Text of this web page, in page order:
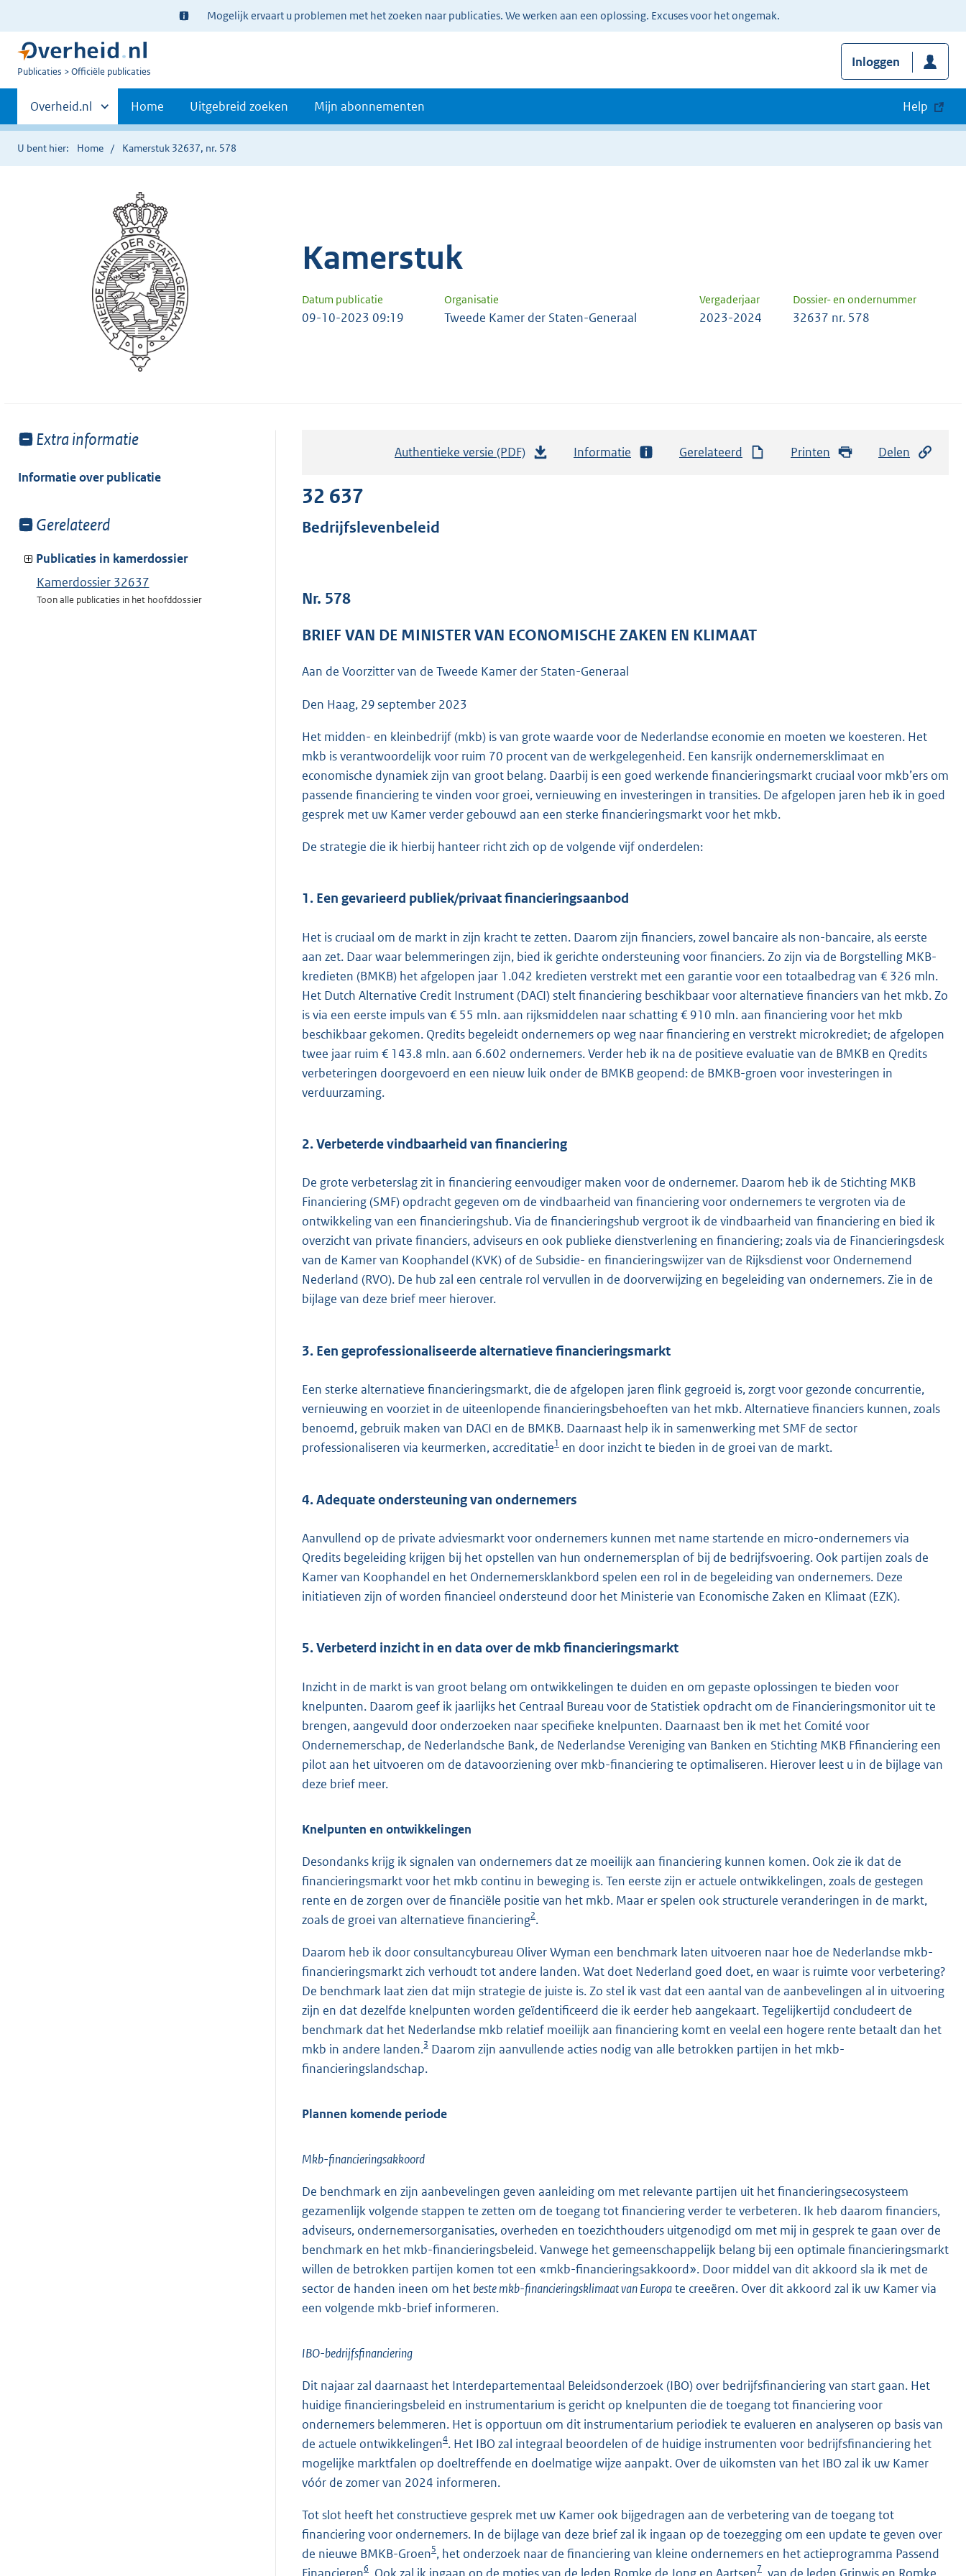
Ter
informatie:
Mogelijk ervaart u problemen met het zoeken naar publicaties. We werken aan een oplossing. Excuses voor het ongemak.
U
Publicaties Officiële publicaties
Inloggen
Primaire
navigatie
Andere
sites
binnen
Overheid.nl Home Uitgebreid zoeken Mijn abonnementen Help
U bent hier: Home Kamerstuk 32637, nr. 578
Kamerstuk
Datum publicatie Organisatie Vergaderjaar Dossier- en ondernummer
09-10-2023 09:19 Tweede Kamer der Staten-Generaal 2023-2024 32637 nr. 578
Toon
van:
Extra informatie
Informatie over publicatie
Toon
van:
Gerelateerd
Publicaties in kamerdossier
Kamerdossier 32637
Toon alle publicaties in het hoofddossier
Authentieke versie (PDF)
r
o
:
7
4
K
b
Informatie Gerelateerd Printen Delen
32 637
Bedrijfslevenbeleid
Nr. 578
BRIEF VAN DE MINISTER VAN ECONOMISCHE ZAKEN EN KLIMAAT
Aan de Voorzitter van de Tweede Kamer der Staten-Generaal
Den Haag, 29 september 2023
Het midden- en kleinbedrijf (mkb) is van grote waarde voor de Nederlandse economie en moeten we koesteren. Het
mkb is verantwoordelijk voor ruim 70 procent van de werkgelegenheid. Een kansrijk ondernemersklimaat en
economische dynamiek zijn van groot belang. Daarbij is een goed werkende financieringsmarkt cruciaal voor mkb’ers om
passende financiering te vinden voor groei, vernieuwing en investeringen in transities. De afgelopen jaren heb ik in goed
gesprek met uw Kamer verder gebouwd aan een sterke financieringsmarkt voor het mkb.
De strategie die ik hierbij hanteer richt zich op de volgende vijf onderdelen:
1. Een gevarieerd publiek/privaat financieringsaanbod
Het is cruciaal om de markt in zijn kracht te zetten. Daarom zijn financiers, zowel bancaire als non-bancaire, als eerste
aan zet. Daar waar belemmeringen zijn, bied ik gerichte ondersteuning voor financiers. Zo zijn via de Borgstelling MKB-
kredieten (BMKB) het afgelopen jaar 1.042 kredieten verstrekt met een garantie voor een totaalbedrag van € 326 mln.
Het Dutch Alternative Credit Instrument (DACI) stelt financiering beschikbaar voor alternatieve financiers van het mkb. Zo
is via een eerste impuls van € 55 mln. aan rijksmiddelen naar schatting € 910 mln. aan financiering voor het mkb
beschikbaar gekomen. Qredits begeleidt ondernemers op weg naar financiering en verstrekt microkrediet; de afgelopen
twee jaar ruim € 143.8 mln. aan 6.602 ondernemers. Verder heb ik na de positieve evaluatie van de BMKB en Qredits
verbeteringen doorgevoerd en een nieuw luik onder de BMKB geopend: de BMKB-groen voor investeringen in
verduurzaming.
2. Verbeterde vindbaarheid van financiering
De grote verbeterslag zit in financiering eenvoudiger maken voor de ondernemer. Daarom heb ik de Stichting MKB
Financiering (SMF) opdracht gegeven om de vindbaarheid van financiering voor ondernemers te vergroten via de
ontwikkeling van een financieringshub. Via de financieringshub vergroot ik de vindbaarheid van financiering en bied ik
overzicht van private financiers, adviseurs en ook publieke dienstverlening en financiering; zoals via de Financieringsdesk
van de Kamer van Koophandel (KVK) of de Subsidie- en financieringswijzer van de Rijksdienst voor Ondernemend
Nederland (RVO). De hub zal een centrale rol vervullen in de doorverwijzing en begeleiding van ondernemers. Zie in de
bijlage van deze brief meer hierover.
3. Een geprofessionaliseerde alternatieve financieringsmarkt
Een sterke alternatieve financieringsmarkt, die de afgelopen jaren flink gegroeid is, zorgt voor gezonde concurrentie,
vernieuwing en voorziet in de uiteenlopende financieringsbehoeften van het mkb. Alternatieve financiers kunnen, zoals
benoemd, gebruik maken van DACI en de BMKB. Daarnaast help ik in samenwerking met SMF de sector
professionaliseren via keurmerken, accreditatie1 en door inzicht te bieden in de groei van de markt.
4. Adequate ondersteuning van ondernemers
Aanvullend op de private adviesmarkt voor ondernemers kunnen met name startende en micro-ondernemers via
Qredits begeleiding krijgen bij het opstellen van hun ondernemersplan of bij de bedrijfsvoering. Ook partijen zoals de
Kamer van Koophandel en het Ondernemersklankbord spelen een rol in de begeleiding van ondernemers. Deze
initiatieven zijn of worden financieel ondersteund door het Ministerie van Economische Zaken en Klimaat (EZK).
5. Verbeterd inzicht in en data over de mkb financieringsmarkt
Inzicht in de markt is van groot belang om ontwikkelingen te duiden en om gepaste oplossingen te bieden voor
knelpunten. Daarom geef ik jaarlijks het Centraal Bureau voor de Statistiek opdracht om de Financieringsmonitor uit te
brengen, aangevuld door onderzoeken naar specifieke knelpunten. Daarnaast ben ik met het Comité voor
Ondernemerschap, de Nederlandsche Bank, de Nederlandse Vereniging van Banken en Stichting MKB Ffinanciering een
pilot aan het uitvoeren om de datavoorziening over mkb-financiering te optimaliseren. Hierover leest u in de bijlage van
deze brief meer.
Knelpunten en ontwikkelingen
Desondanks krijg ik signalen van ondernemers dat ze moeilijk aan financiering kunnen komen. Ook zie ik dat de
financieringsmarkt voor het mkb continu in beweging is. Ten eerste zijn er actuele ontwikkelingen, zoals de gestegen
rente en de zorgen over de financiële positie van het mkb. Maar er spelen ook structurele veranderingen in de markt,
zoals de groei van alternatieve financiering2.
Daarom heb ik door consultancybureau Oliver Wyman een benchmark laten uitvoeren naar hoe de Nederlandse mkb-
financieringsmarkt zich verhoudt tot andere landen. Wat doet Nederland goed doet, en waar is ruimte voor verbetering?
De benchmark laat zien dat mijn strategie de juiste is. Zo stel ik vast dat een aantal van de aanbevelingen al in uitvoering
zijn en dat dezelfde knelpunten worden geïdentificeerd die ik eerder heb aangekaart. Tegelijkertijd concludeert de
benchmark dat het Nederlandse mkb relatief moeilijk aan financiering komt en veelal een hogere rente betaalt dan het
mkb in andere landen.3 Daarom zijn aanvullende acties nodig van alle betrokken partijen in het mkb-
financieringslandschap.
Plannen komende periode
Mkb-financieringsakkoord
De benchmark en zijn aanbevelingen geven aanleiding om met relevante partijen uit het financieringsecosysteem
gezamenlijk volgende stappen te zetten om de toegang tot financiering verder te verbeteren. Ik heb daarom financiers,
adviseurs, ondernemersorganisaties, overheden en toezichthouders uitgenodigd om met mij in gesprek te gaan over de
benchmark en het mkb-financieringsbeleid. Vanwege het gemeenschappelijk belang bij een optimale financieringsmarkt
willen de betrokken partijen komen tot een «mkb-financieringsakkoord». Door middel van dit akkoord sla ik met de
sector de handen ineen om hetbeste mkb-financieringsklimaat van Europate creeëren. Over dit akkoord zal ik uw Kamer via
een volgende mkb-brief informeren.
IBO-bedrijfsfinanciering
Dit najaar zal daarnaast het Interdepartementaal Beleidsonderzoek (IBO) over bedrijfsfinanciering van start gaan. Het
huidige financieringsbeleid en instrumentarium is gericht op knelpunten die de toegang tot financiering voor
ondernemers belemmeren. Het is opportuun om dit instrumentarium periodiek te evalueren en analyseren op basis van
de actuele ontwikkelingen4. Het IBO zal integraal beoordelen of de huidige instrumenten voor bedrijfsfinanciering het
mogelijke marktfalen op doeltreffende en doelmatige wijze aanpakt. Over de uikomsten van het IBO zal ik uw Kamer
vóór de zomer van 2024 informeren.
Tot slot heeft het constructieve gesprek met uw Kamer ook bijgedragen aan de verbetering van de toegang tot
financiering voor ondernemers. In de bijlage van deze brief zal ik ingaan op de toezegging om een update te geven over
de nieuwe BMKB-Groen5, het onderzoek naar de financiering van kleine ondernemers en het actieprogramma Passend
6 7